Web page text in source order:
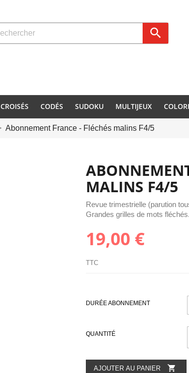

CROISÉS CODÉS SUDOKU MULTIJEUX
Abonnement France - Fléchés malins F4/5
MALINS F4/5
Revue trimestrielle (parution
Grandes grilles de mots fléchés.
19,00 €
TTC
DURÉE ABONNEMENT
QUANTITÉ
AJOUTER AU PANIER 